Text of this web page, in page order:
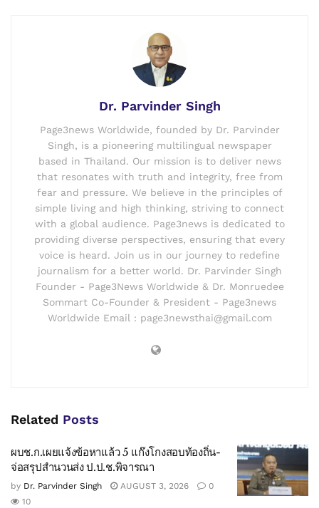
Dr. Parvinder Singh
Page3news Worldwide, founded by Dr. Parvinder
Singh, is a pioneering multilingual newspaper
based in Thailand. Our mission is to deliver news
that resonates with truth and integrity, free from
fear and pressure. We believe in the principles of
simple living and high thinking, striving to connect
with a global audience. Page3news is dedicated to
providing diverse perspectives, ensuring that every
voice is heard. Join us in our journey to redefine
journalism for a better world. Dr. Parvinder Singh
Founder - Page3News Worldwide & Dr. Monruedee
Sommart Co-Founder & President - Page3news
Worldwide Email : page3newsthai@gmail.com
Related Posts
ผบช.ก.เผยแจ้งข้อหาแล้ว 5 แก๊งโกงสอบท้องถิ่น-
จ่อสรุปสำนวนส่ง ป.ป.ช.พิจารณา
by Dr. Parvinder Singh AUGUST 3, 2026
0
10